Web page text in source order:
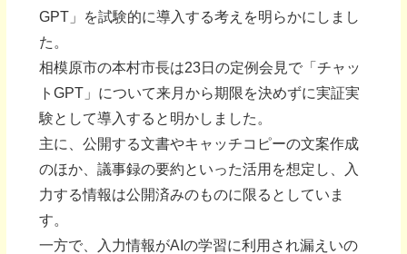
GPT」を試験的に導入する考えを明らかにしまし
た。
相模原市の本村市長は23日の定例会見で「チャッ
トGPT」について来月から期限を決めずに実証実
験として導入すると明かしました。
主に、公開する文書やキャッチコピーの文案作成
のほか、議事録の要約といった活用を想定し、入
力する情報は公開済みのものに限るとしていま
す。
一方で、入力情報がAIの学習に利用され漏えいの